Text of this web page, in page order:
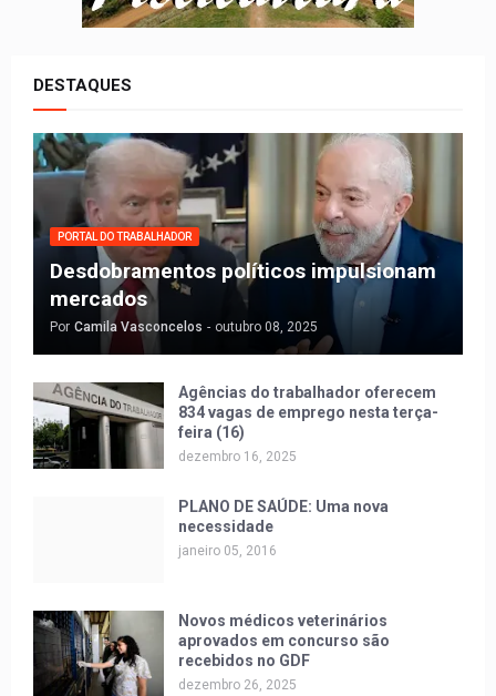
DESTAQUES
PORTAL DO TRABALHADOR
Desdobramentos políticos impulsionam
mercados
Por Camila Vasconcelos - outubro 08, 2025
Agências do trabalhador oferecem
834 vagas de emprego nesta terça-
feira (16)
dezembro 16, 2025
PLANO DE SAÚDE: Uma nova
necessidade
janeiro 05, 2016
Novos médicos veterinários
aprovados em concurso são
recebidos no GDF
dezembro 26, 2025